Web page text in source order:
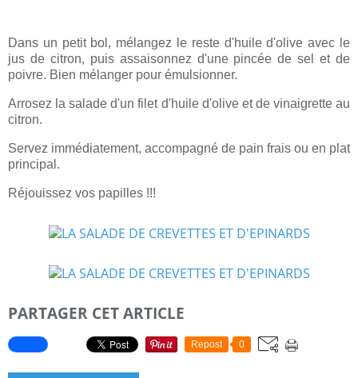
Dans un petit bol, mélangez le reste d'huile d'olive avec le
jus de citron, puis assaisonnez d'une pincée de sel et de
poivre. Bien mélanger pour émulsionner.
Arrosez la salade d'un filet d'huile d'olive et de vinaigrette au
citron.
Servez immédiatement, accompagné de pain frais ou en plat
principal.
Réjouissez vos papilles !!!
PARTAGER CET ARTICLE
Repost 0